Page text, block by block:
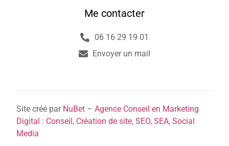
Me contacter
06 16 29 19 01
Envoyer un mail
Site créé par NuBet – Agence Conseil en Marketing
Digital : Conseil, Création de site, SEO, SEA, Social
Media